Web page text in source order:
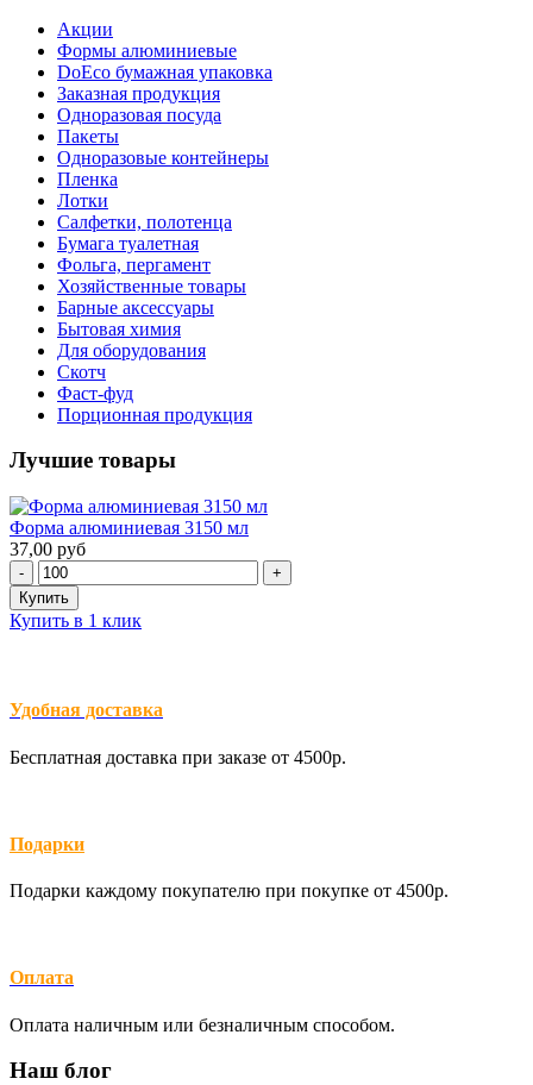
Акции
Формы алюминиевые
DoEco бумажная упаковка
Заказная продукция
Одноразовая посуда
Пакеты
Одноразовые контейнеры
Пленка
Лотки
Салфетки, полотенца
Бумага туалетная
Фольга, пергамент
Хозяйственные товары
Барные аксессуары
Бытовая химия
Для оборудования
Скотч
Фаст-фуд
Порционная продукция
Лучшие товары
Форма алюминиевая 3150 мл
37,00 руб
Купить в 1 клик
Удобная доставка
Бесплатная доставка при заказе от 4500р.
Подарки
Подарки каждому покупателю при покупке от 4500р.
Оплата
Оплата наличным или безналичным способом.
Наш блог